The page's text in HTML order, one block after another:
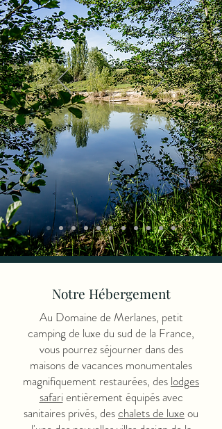
Notre Hébergement
Au Domaine de Merlanes, petit
camping de luxe du sud de la France,
vous pourrez séjourner dans des
maisons de vacances monumentales
magnifiquement restaurées, des lodges
safarientièrement équipés avec
sanitaires privés, deschalets de luxeou